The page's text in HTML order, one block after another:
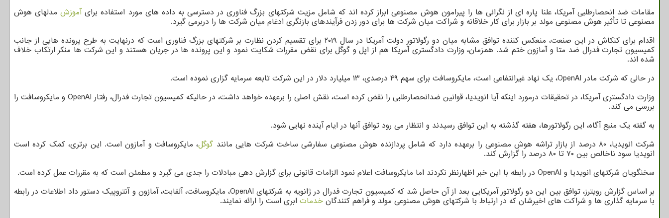
مقامات ضد انحصارطلبی آمریکا، علنا پاره ای از نگرانی ها را پیرامون هوش مصنوعی ابراز کرده اند که شامل مزیت شرکتهای بزرگ فناوری در دسترسی به داده های مورد استفاده برایآموزشمدلهای هوش
مصنوعی تا تأثیر هوش مصنوعی مولد بر بازار برای کار خلاقانه و شراکت میان شرکت ها برای دور زدن فرآیندهای بازنگری ادغام میان شرکت ها را دربرمی گیرد.
اقدام برای کنکاش در این صنعت، منعکس کننده توافق مشابه میان دو رگولاتور دولت آمریکا در سال ۲۰۱۹ برای تقسیم کردن نظارت بر شرکتهای بزرگ فناوری است که درنهایت به طرح پرونده هایی از جانب
کمیسیون تجارت فدرال ضد متا و آمازون ختم شد. همزمان، وزارت دادگستری آمریکا هم از اپل و گوگل برای نقض مقررات شکایت نمود و این پرونده ها در جریان هستند و این شرکت ها منکر ارتکاب خلاف
شده اند.
در حالی که شرکت مادر OpenAI، یک نهاد غیرانتفاعی است، مایکروسافت برای سهم ۴۹ درصدی، ۱۳ میلیارد دلار در این شرکت تابعه سرمایه گزاری نموده است.
وزارت دادگستری آمریکا، در تحقیقات درمورد اینکه آیا انویدیا، قوانین ضدانحصارطلبی را نقض کرده است، نقش اصلی را برعهده خواهد داشت، در حالیکه کمیسیون تجارت فدرال، رفتار OpenAI و مایکروسافت را
بررسی می کند.
به گفته یک منبع آگاه، این رگولاتورها، هفته گذشته به این توافق رسیدند و انتظار می رود توافق آنها در ایام آینده نهایی شود.
شرکت انویدیا، ۸۰ درصد از بازار تراشه هوش مصنوعی را برعهده دارد که شامل پردازنده هوش مصنوعی سفارشی ساخت شرکت هایی مانند
گوگل، مایکروسافت و آمازون است. این برتری، کمک کرده است
انویدیا سود ناخالص بین ۷۰ تا ۸۰ درصد را گزارش کند.
سخنگویان شرکتهای انویدیا و OpenAI در رابطه با این خبر اظهارنظر نکردند اما مایکروسافت اعلام نمود الزامات قانونی برای گزارش دهی مبادلات را جدی می گیرد و مطمئن است که به مقررات عمل کرده است.
بر اساس گزارش رویترز، توافق بین این دو رگولاتور آمریکایی بعد از آن حاصل شد که کمیسیون تجارت فدرال در ژانویه به شرکتهای OpenAI، مایکروسافت، آلفابت، آمازون و آنتروپیک دستور داد اطلاعات در رابطه
با سرمایه گذاری ها و شراکت های اخیرشان که در ارتباط با شرکتهای هوش مصنوعی مولد و فراهم کنندگان خدمات ابری است را ارائه نمایند.